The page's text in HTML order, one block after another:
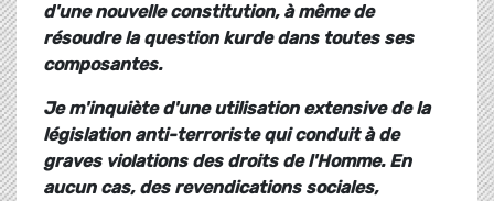
d'une nouvelle constitution, à même de
résoudre la question kurde dans toutes ses
composantes.
Je m'inquiète d'une utilisation extensive de la
législation anti-terroriste qui conduit à de
graves violations des droits de l'Homme. En
aucun cas, des revendications sociales,